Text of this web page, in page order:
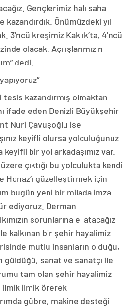
Gençlerimiz halı saha
Önümüzdeki yıl
3’ncü kreşimiz Kaklık’ta, 4’ncü
olacak. Açılışlarımızın
dedi.
tesis kazandırmış olmaktan
ifade eden Denizli Büyükşehir
Nuri Çavuşoğlu ise
keyifli olursa yolculuğunuz
keyifli bir yol arkadaşımız var.
çıktığı bu yolculukta kendi
Honaz’ı güzelleştirmek için
bugün yeni bir milada imza
ediyoruz. Derman
sorunlarına el atacağız
kalkınan bir şehir hayalimiz
mutlu insanların olduğu,
güldüğü, sanat ve sanatçı ile
tam olan şehir hayalimiz
ilmik ilmik örerek
gübre, makine desteği